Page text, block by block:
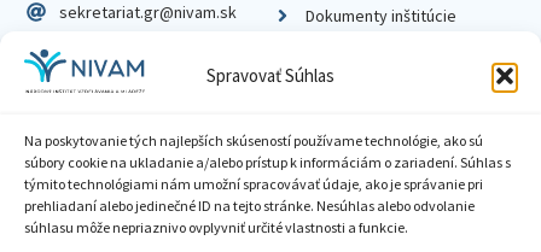
Spravovať Súhlas
Na poskytovanie tých najlepších skúseností používame technológie, ako sú
súbory cookie na ukladanie a/alebo prístup k informáciám o zariadení. Súhlas s
týmito technológiami nám umožní spracovávať údaje, ako je správanie pri
prehliadaní alebo jedinečné ID na tejto stránke. Nesúhlas alebo odvolanie
súhlasu môže nepriaznivo ovplyvniť určité vlastnosti a funkcie.
sekretariat.gr@nivam.sk
IČO: 00164348
DIČ: 2020798714
Dokumenty inštitúcie
Zásady ochrany súkromia